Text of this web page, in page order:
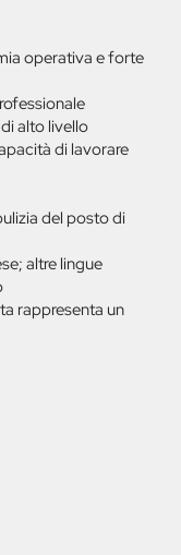
operativa e forte
alto livello
di lavorare
del posto di
altre lingue
rappresenta un